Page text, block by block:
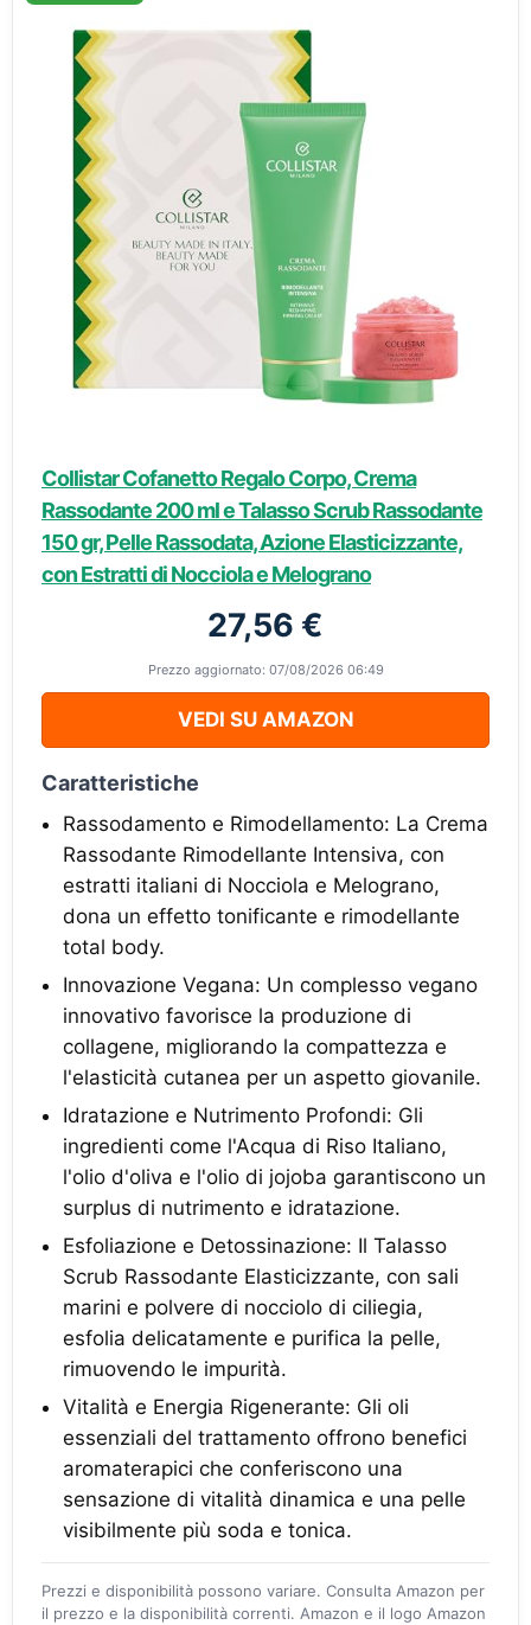
Collistar Cofanetto Regalo Corpo, Crema
Rassodante 200 ml e Talasso Scrub Rassodante
150 gr, Pelle Rassodata, Azione Elasticizzante,
con Estratti di Nocciola e Melograno
27,56 €
Prezzo aggiornato: 07/08/2026 06:49
VEDI SU AMAZON
Caratteristiche
Rassodamento e Rimodellamento: La Crema
Rassodante Rimodellante Intensiva, con
estratti italiani di Nocciola e Melograno,
dona un effetto tonificante e rimodellante
total body.
Innovazione Vegana: Un complesso vegano
innovativo favorisce la produzione di
collagene, migliorando la compattezza e
l'elasticità cutanea per un aspetto giovanile.
Idratazione e Nutrimento Profondi: Gli
ingredienti come l'Acqua di Riso Italiano,
l'olio d'oliva e l'olio di jojoba garantiscono un
surplus di nutrimento e idratazione.
Esfoliazione e Detossinazione: Il Talasso
Scrub Rassodante Elasticizzante, con sali
marini e polvere di nocciolo di ciliegia,
esfolia delicatamente e purifica la pelle,
rimuovendo le impurità.
Vitalità e Energia Rigenerante: Gli oli
essenziali del trattamento offrono benefici
aromaterapici che conferiscono una
sensazione di vitalità dinamica e una pelle
visibilmente più soda e tonica.
Prezzi e disponibilità possono variare. Consulta Amazon per
il prezzo e la disponibilità correnti. Amazon e il logo Amazon